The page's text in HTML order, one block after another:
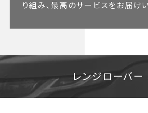
り組み、最高のサービスをお届けい
レンジローバー